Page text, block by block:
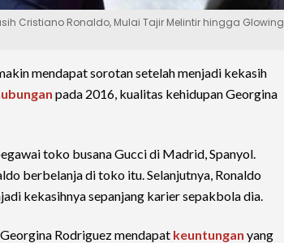
Cristiano Ronaldo, Mulai Tajir Melintir hingga Glowing
mendapat sorotan setelah menjadi kekasih
pada 2016, kualitas kehidupan Georgina
toko busana Gucci di Madrid, Spanyol.
berbelanja di toko itu. Selanjutnya, Ronaldo
kekasihnya sepanjang karier sepakbola dia.
Rodriguez mendapat keuntungan yang